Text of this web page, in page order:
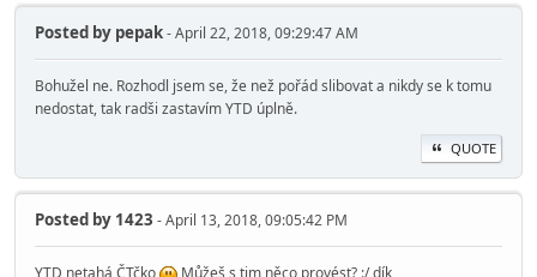
Posted by pepak- April 22, 2018, 09:29:47 AM
Bohužel ne. Rozhodl jsem se, že než pořád slibovat a nikdy se k tomu
nedostat, tak radši zastavím YTD úplně.
QUOTE
Posted by 1423 - April 13, 2018, 09:05:42 PM
YTD netahá ČTčko Můžeš s tim něco provést? :/ dík